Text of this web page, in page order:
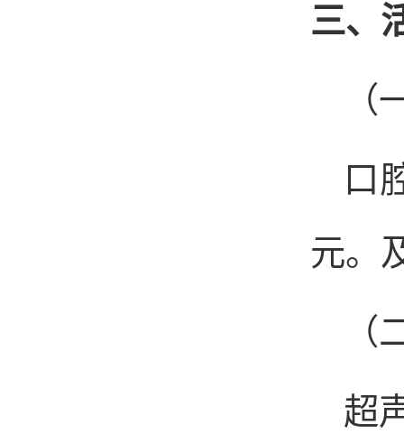
三、
（
口
元。
超